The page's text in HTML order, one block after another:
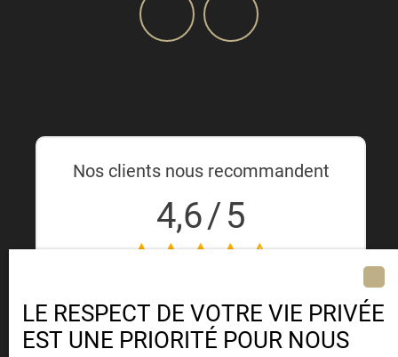
Nos clients nous recommandent
4,6/5
41 AVIS
LE RESPECT DE VOTRE VIE PRIVÉE
EST UNE PRIORITÉ POUR NOUS